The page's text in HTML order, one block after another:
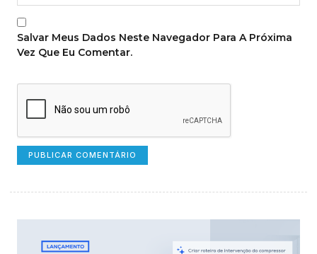
Salvar Meus Dados Neste Navegador Para A Próxima
Vez Que Eu Comentar.